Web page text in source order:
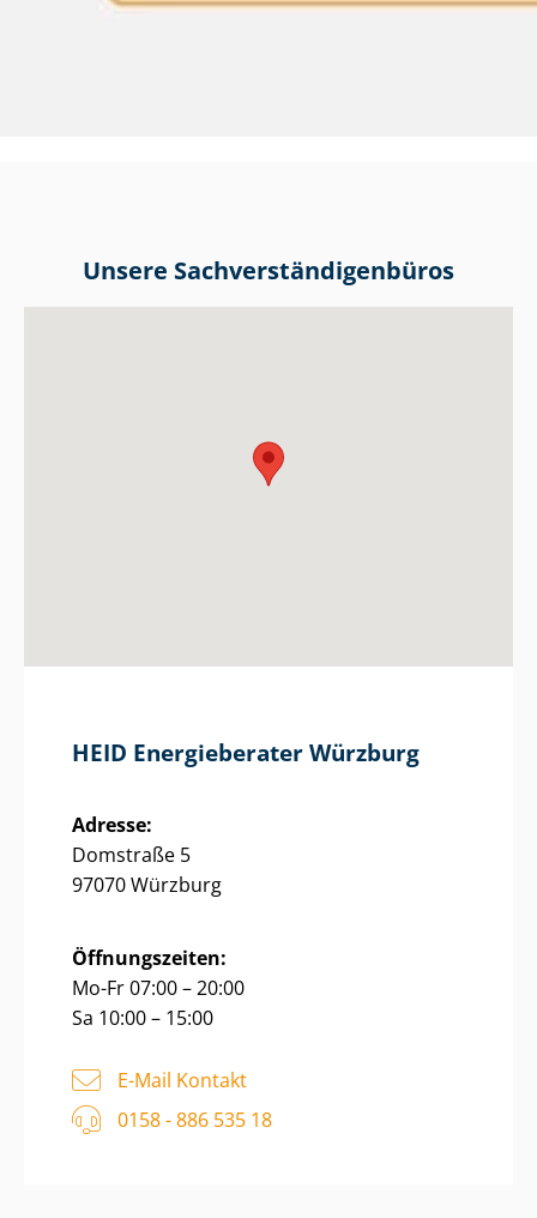
Unsere Sach­ver­stän­di­gen­bü­ros
HEID Energieberater Würzburg
Adresse:
Domstraße 5
97070 Würzburg
Öffnungszeiten:
Mo-Fr 07:00 – 20:00
Sa 10:00 – 15:00
E-Mail Kontakt
0158 - 886 535 18